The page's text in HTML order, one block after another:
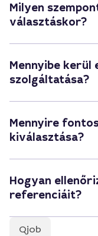
Milyen
választáskor?
Mennyibe kerül
szolgáltatása?
Mennyire
kiválasztása?
Hogyan
referenciáit?
Qjob